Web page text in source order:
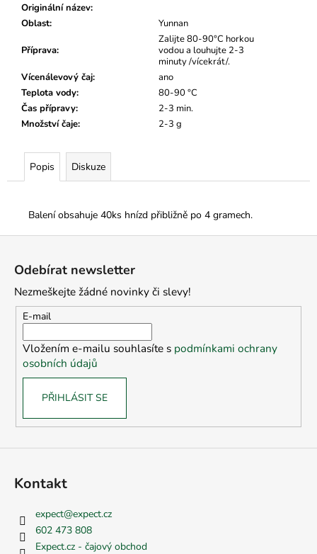
Originální název:
Oblast: Yunnan
Příprava:
Zalijte 80-90°C horkou
vodou a louhujte 2-3
minuty /vícekrát/.
Vícenálevový čaj:
ano
Teplota vody:
80-90 °C
Čas přípravy:
2-3 min.
Množství čaje: 2-3 g
Popis Diskuze
Balení obsahuje 40ks hnízd přibližně po 4 gramech.
Odebírat newsletter
Nezmeškejte žádné novinky či slevy!
E-mail
Vložením e-mailu souhlasíte s podmínkami ochrany
osobních údajů
PŘIHLÁSIT SE
Kontakt
expect@expect.cz
602 473 808
Expect.cz - čajový obchod